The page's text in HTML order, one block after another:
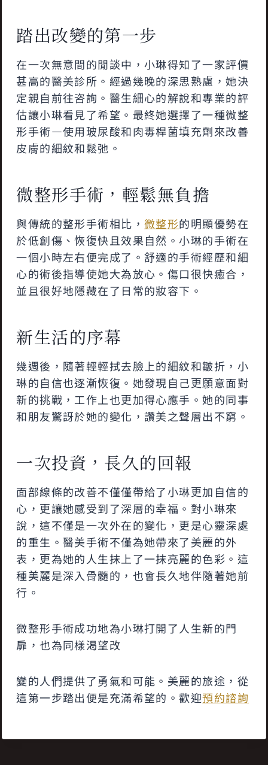
踏出改變的第一步
在一次無意間的閒談中，小琳得知了一家評價
甚高的醫美診所。經過幾晚的深思熟慮，她決
定親自前往咨詢。醫生細心的解說和專業的評
估讓小琳看見了希望。最終她選擇了一種微整
形手術—使用玻尿酸和肉毒桿菌填充劑來改善
皮膚的細紋和鬆弛。
微整形手術，輕鬆無負擔
與傳統的整形手術相比，微整形的明顯優勢在
於低創傷、恢復快且效果自然。小琳的手術在
一個小時左右便完成了。舒適的手術經歷和細
心的術後指導使她大為放心。傷口很快癒合，
並且很好地隱藏在了日常的妝容下。
新生活的序幕
幾週後，隨著輕輕拭去臉上的細紋和皺折，小
琳的自信也逐漸恢復。她發現自己更願意面對
新的挑戰，工作上也更加得心應手。她的同事
和朋友驚訝於她的變化，讚美之聲層出不窮。
一次投資，長久的回報
面部線條的改善不僅僅帶給了小琳更加自信的
心，更讓她感受到了深層的幸福。對小琳來
說，這不僅是一次外在的變化，更是心靈深處
的重生。醫美手術不僅為她帶來了美麗的外
表，更為她的人生抹上了一抹亮麗的色彩。這
種美麗是深入骨髓的，也會長久地伴隨著她前
行。
微整形手術成功地為小琳打開了人生新的門
扉，也為同樣渴望改
變的人們提供了勇氣和可能。美麗的旅途，從
這第一步踏出便是充滿希望的。歡迎預約諮詢